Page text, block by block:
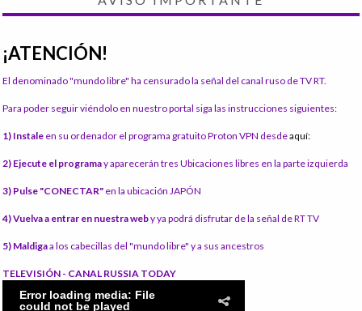
¡ATENCIÓN!
El denominado "mundo libre" ha censurado la señal del canal ruso de TV RT.
Para poder seguir viéndolo en nuestro portal siga las instrucciones siguientes:
1) Instale en su ordenador el programa gratuito Proton VPN desdeaquí:
2) Ejecute el programay aparecerán tres Ubicaciones libres en la parte izquierda
3) Pulse "CONECTAR" en la ubicación JAPÓN
4) Vuelva a entrar en nuestra weby ya podrá disfrutar de la señal de RT TV
5) Maldigaa los cabecillas del "mundo libre" y a sus ancestros
TELEVISIÓN - CANAL RUSSIA TODAY